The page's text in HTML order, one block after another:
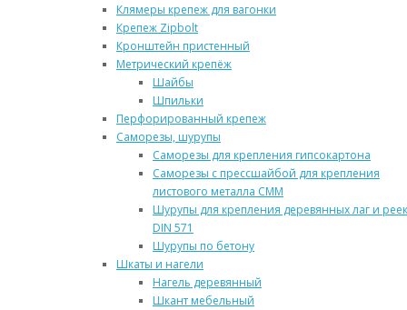
Клямеры крепеж для вагонки
Крепеж Zipbolt
Кронштейн пристенный
Метрический крепёж
Шайбы
Шпильки
Перфорированный крепеж
Саморезы, шурупы
Саморезы для крепления гипсокартона
Саморезы с прессшайбой для крепления
листового металла СММ
Шурупы для крепления деревянных лаг и реек
DIN 571
Шурупы по бетону
Шкаты и нагели
Нагель деревянный
Шкант мебельный